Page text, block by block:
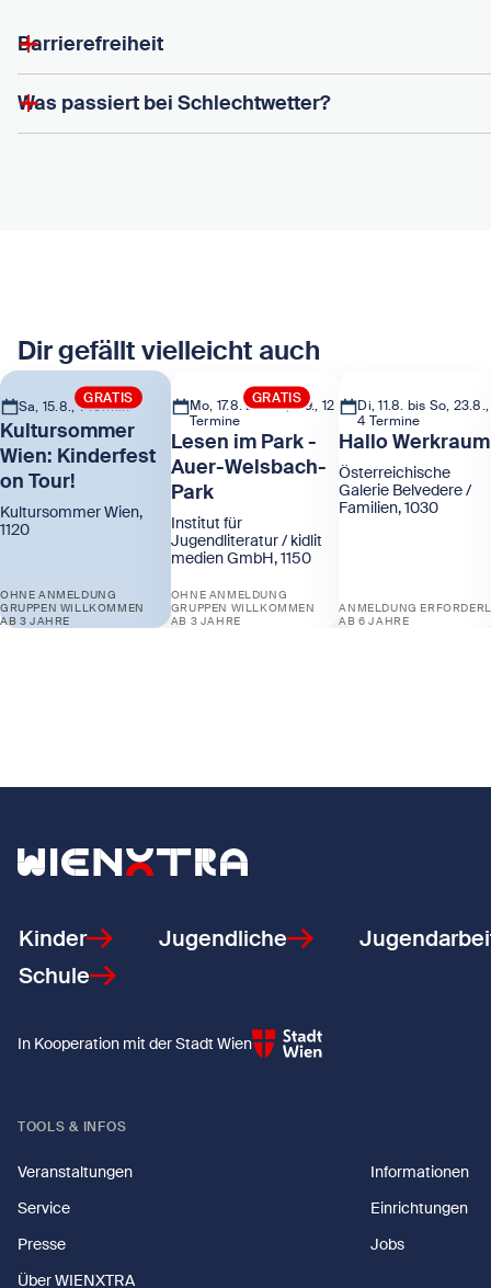
Barrierefreiheit
Was passiert bei Schlechtwetter?
Dir gefällt vielleicht auch
GRATIS
Sa, 15.8., 1 Termin
Kultursommer
Wien: Kinderfest
on Tour!
Kultursommer Wien,
1120
OHNE ANMELDUNG
GRUPPEN WILLKOMMEN
AB 3 JAHRE
GRATIS
Mo, 17.8. bis Do, 3.9., 12
Termine
Lesen im Park -
Auer-Welsbach-
Park
Institut für
Jugendliteratur / kidlit
medien GmbH, 1150
OHNE ANMELDUNG
GRUPPEN WILLKOMMEN
AB 3 JAHRE
Di, 11.8. bis So, 23.8.,
4 Termine
Hallo Werkraum
Österreichische
Galerie Belvedere /
Familien, 1030
ANMELDUNG
AB 6 JAHRE
Zurück zur Startseite
Kinder Jugendliche
Schule
In Kooperation mit der Stadt Wien
TOOLS & INFOS
Veranstaltungen
Informationen
Service
Einrichtungen
Presse
Jobs
Über WIENXTRA